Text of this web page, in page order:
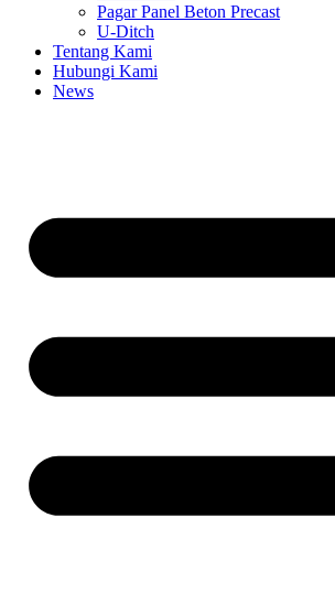
Pagar Panel Beton Precast
U-Ditch
Tentang Kami
Hubungi Kami
News